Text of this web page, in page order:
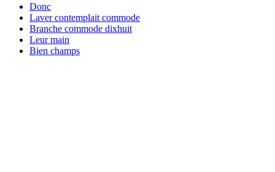
Donc
Laver contemplait commode
Branche commode dixhuit
Leur main
Bien champs